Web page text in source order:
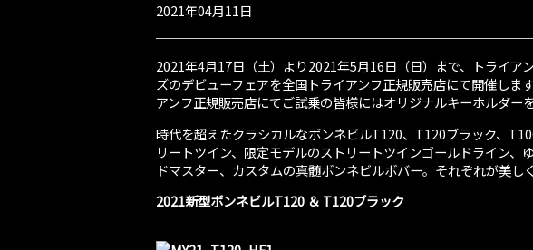
2021年04月11日
2021年4月17日（土）より2021年5月16日（日）まで、トライア
ズのデビューフェアを全国トライアンフ正規販売店にて開催しま
アンフ正規販売店にてご試乗の皆様にはオリジナルキーホルダー
時代を超えたクラシカルなボンネビルT120、T120ブラック、
リートツイン、限定モデルのストリートツインゴールドライン
ドマスター、カスタムの真髄ボンネビルボバー。それぞれが美し
2021新型ボンネビルT120 ＆ T120ブラック